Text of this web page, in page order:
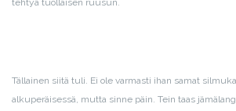
tehtyä tuollaisen ruusun.
Tällainen siitä tuli. Ei ole varmasti ihan samat
alkuperäisessä, mutta sinne päin. Tein taas